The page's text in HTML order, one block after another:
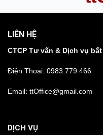
LIÊN HỆ
CTCP Tư vấn & Dịch vụ
Điện Thoại: 0983.779.466
Email: ttOffice@gmail.com
DỊCH VỤ